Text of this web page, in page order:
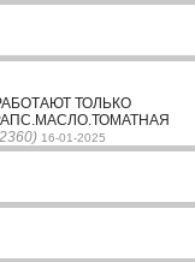
ТОЛЬКО
16-01-2025